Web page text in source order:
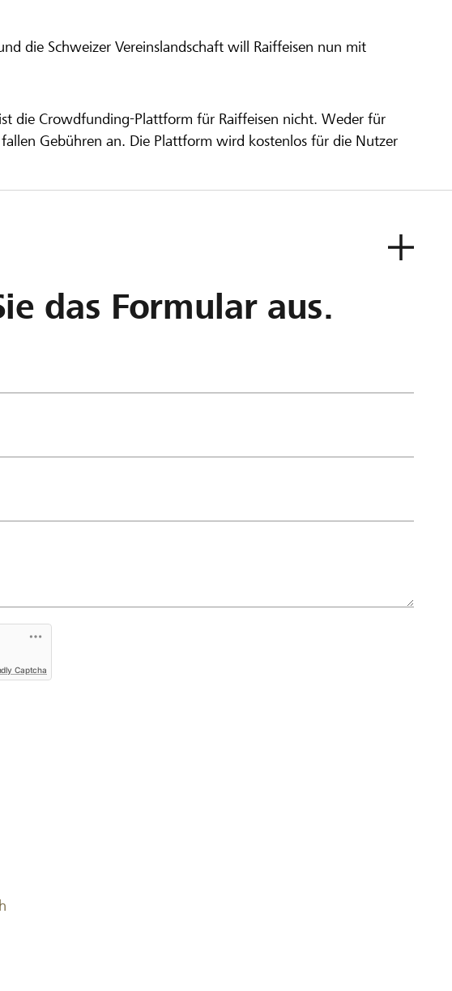
die Schweizer Vereinslandschaft will Raiffeisen nun mit
die Crowdfunding-Plattform für Raiffeisen nicht. Weder für
Gebühren an. Die Plattform wird kostenlos für die Nutzer
das Formular aus.
Captcha